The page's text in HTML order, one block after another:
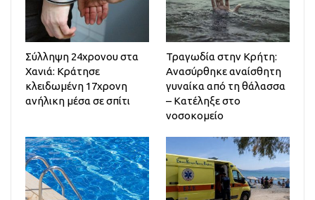
Σύλληψη 24χρονου στα
Χανιά: Κράτησε
κλειδωμένη 17χρονη
ανήλικη μέσα σε σπίτι
Τραγωδία στην Κρήτη:
Ανασύρθηκε αναίσθητη
γυναίκα από τη θάλασσα
– Κατέληξε στο
νοσοκομείο